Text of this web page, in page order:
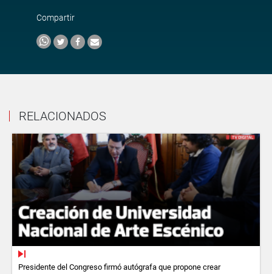
Compartir
RELACIONADOS
Presidente del Congreso firmó autógrafa que propone crear